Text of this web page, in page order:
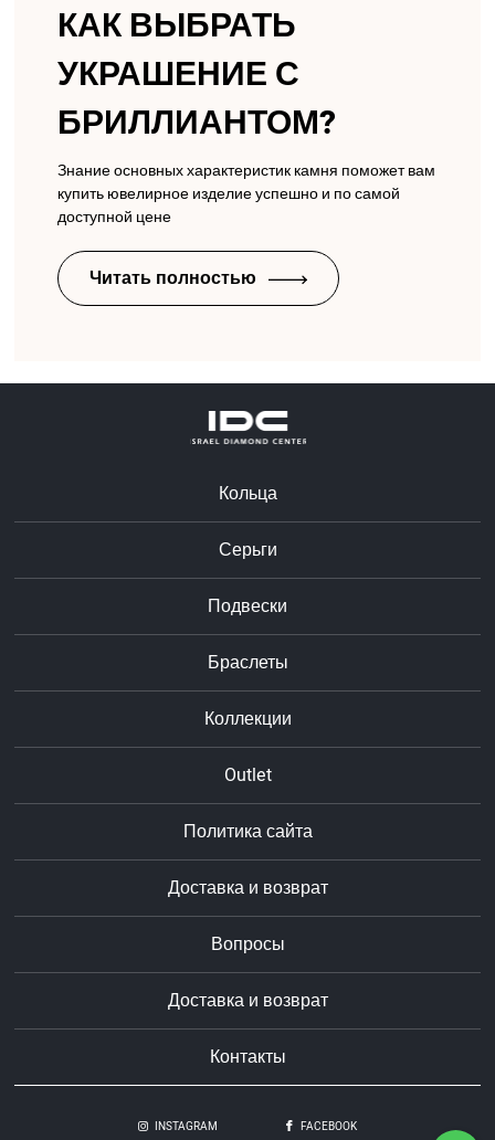
КАК ВЫБРАТЬ
УКРАШЕНИЕ С
БРИЛЛИАНТОМ?
Знание основных характеристик камня поможет вам
купить ювелирное изделие успешно и по самой
доступной цене
Читать полностью
Кольца
Серьги
Подвески
Браслеты
Коллекции
Outlet
Политика сайта
Доставка и возврат
Вопросы
Доставка и возврат
Контакты
INSTAGRAM FACEBOOK